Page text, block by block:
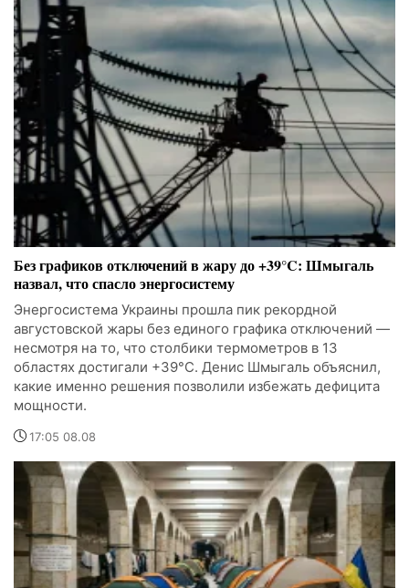
Без графиков отключений в жару до +39°C: Шмыгаль
назвал, что спасло энергосистему
Энергосистема Украины прошла пик рекордной
августовской жары без единого графика отключений —
несмотря на то, что столбики термометров в 13
областях достигали +39°C. Денис Шмыгаль объяснил,
какие именно решения позволили избежать дефицита
мощности.
17:05 08.08